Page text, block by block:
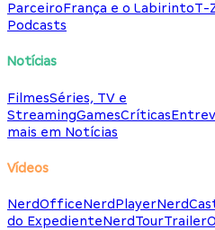
ParceiroFrança e o LabirintoT-
Podcasts
Notícias
FilmesSéries, TV e
StreamingGamesCríticas
mais em Notícias
Vídeos
NerdOfficeNerdPlayer
do ExpedienteNerdTour